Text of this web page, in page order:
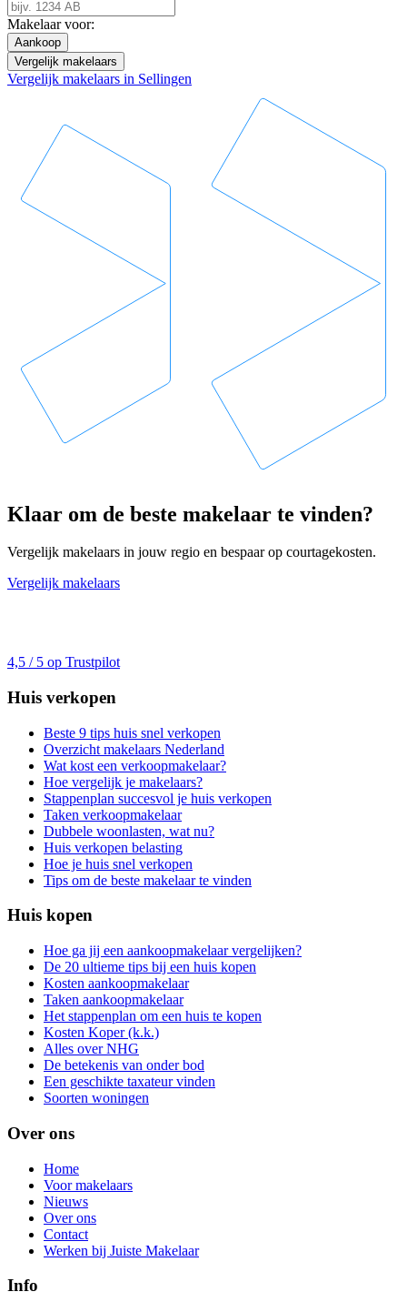
Makelaar voor:
Aankoop
Vergelijk makelaars
Vergelijk makelaars in Sellingen
Klaar om de beste makelaar te vinden?
Vergelijk makelaars in jouw regio en bespaar op courtagekosten.
Vergelijk makelaars
4,5 / 5 op Trustpilot
Huis verkopen
Beste 9 tips huis snel verkopen
Overzicht makelaars Nederland
Wat kost een verkoopmakelaar?
Hoe vergelijk je makelaars?
Stappenplan succesvol je huis verkopen
Taken verkoopmakelaar
Dubbele woonlasten, wat nu?
Huis verkopen belasting
Hoe je huis snel verkopen
Tips om de beste makelaar te vinden
Huis kopen
Hoe ga jij een aankoopmakelaar vergelijken?
De 20 ultieme tips bij een huis kopen
Kosten aankoopmakelaar
Taken aankoopmakelaar
Het stappenplan om een huis te kopen
Kosten Koper (k.k.)
Alles over NHG
De betekenis van onder bod
Een geschikte taxateur vinden
Soorten woningen
Over ons
Home
Voor makelaars
Nieuws
Over ons
Contact
Werken bij Juiste Makelaar
Info